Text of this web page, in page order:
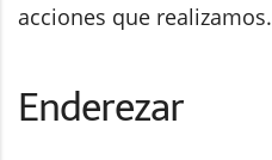
acciones que realizamos.
Enderezar